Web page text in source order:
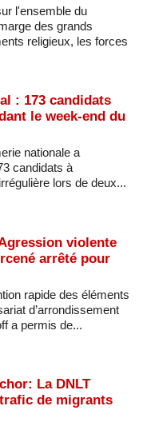
l'ensemble du
des grands
religieux, les forces
: 173 candidats
le week-end du
nationale a
candidats à
lors de deux...
violente
arrêté pour
rapide des éléments
d’arrondissement
a permis de...
La DNLT
de migrants